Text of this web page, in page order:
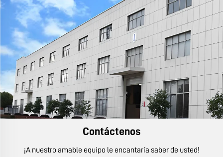
Contáctenos
¡A nuestro amable equipo le encantaría saber de usted!